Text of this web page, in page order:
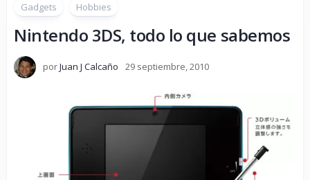
Gadgets Hobbies
Nintendo 3DS, todo lo que sabemos
porJuan J Calcaño 29 septiembre, 2010